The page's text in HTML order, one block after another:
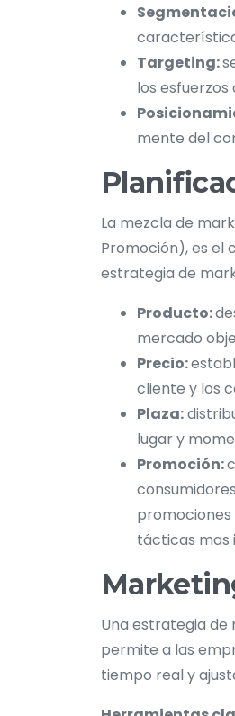
Targeting:
los
mente del
La mezcla de
Promoción), es el
estrategia de
Producto:
mercado
Precio:
cliente y los
Plaza:
lugar y
Promoción:
promociones
tácticas mas
Una estrategia de
permite a las
tiempo real y